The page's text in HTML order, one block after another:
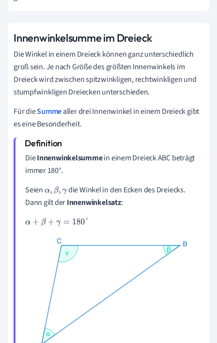
Innenwinkelsumme im Dreieck
Die Winkel in einem Dreieck können ganz unterschiedlich
groß sein. Je nach Größe des größten Innenwinkels im
Dreieck wird zwischen spitzwinkligen, rechtwinkligen und
stumpfwinkligen Dreiecken unterschieden.
Für dieSummealler drei Innenwinkel in einem Dreieck gibt
es eine Besonderheit.
DieInnenwinkelsummein einem Dreieck ABC beträgt
immer 180°.
Seienα,β,γ
die Winkel in den Ecken des Dreiecks.
Dann gilt derInnenwinkelsatz:
α+β+γ=180°